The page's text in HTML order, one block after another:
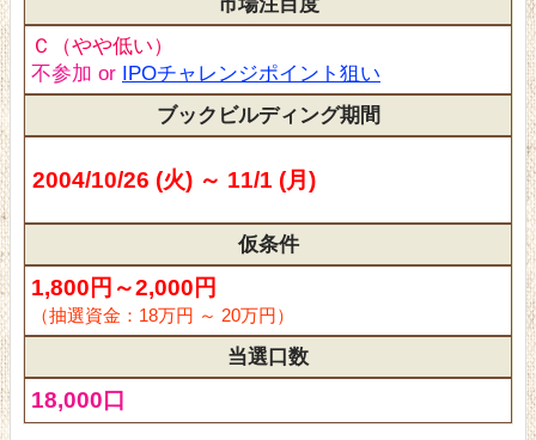
Ｃ（やや低い）
不参加 or IPOチャレンジポイント狙い
ブックビルディング期間
2004/10/26 (火) ～ 11/1 (月)
仮条件
1,800円～2,000円
（抽選資金：18万円 ～ 20万円）
当選口数
18,000口